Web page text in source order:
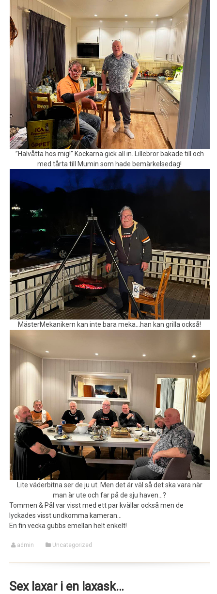
”Halvåtta hos mig!” Kockarna gick all in. Lillebror bakade till och
med tårta till Mumin som hade bemärkelsedag!
MästerMekanikern kan inte bara meka…han kan grilla också!
Lite väderbitna ser de ju ut. Men det är väl så det ska vara när
man är ute och far på de sju haven…?
Tommen & Pål var visst med ett par kvällar också men de
lyckades visst undkomma kameran…
En fin vecka gubbs emellan helt enkelt!
admin Uncategorized
Sex laxar i en laxask…